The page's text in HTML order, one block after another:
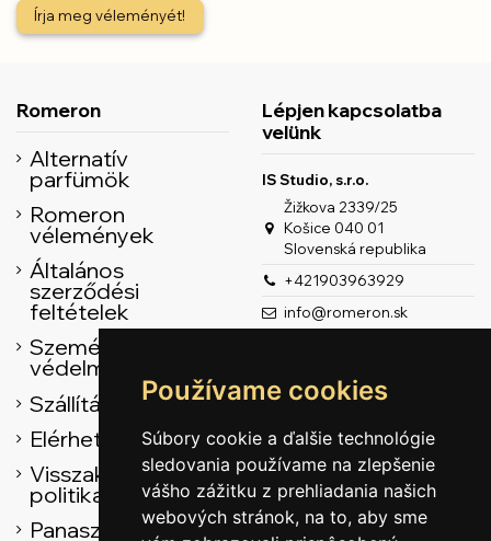
Používame cookies
Súbory cookie a ďalšie technológie
sledovania používame na zlepšenie
vášho zážitku z prehliadania našich
webových stránok, na to, aby sme
Írja meg véleményét!
Romeron
Alternatív
parfümök
Romeron
vélemények
Általános
szerződési
feltételek
Személyes adatok
védelme
Szállítás
Elérhetőség
Visszaküldési
politika
Panasz űrlap
Lépjen kapcsolatba
velünk
IS Studio, s.r.o.
Žižkova 2339/25
Košice 040 01
Slovenská republika
+421903963929
info@romeron.sk